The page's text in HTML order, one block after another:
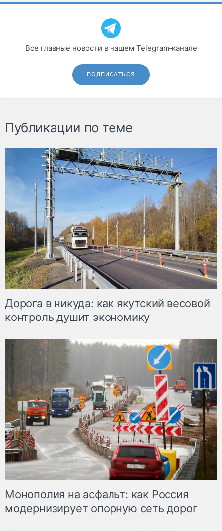
Все главные новости в нашем Telegram‑канале
ПОДПИСАТЬСЯ
Публикации по теме
Дорога в никуда: как якутский весовой
контроль душит экономику
Монополия на асфальт: как Россия
модернизирует опорную сеть дорог